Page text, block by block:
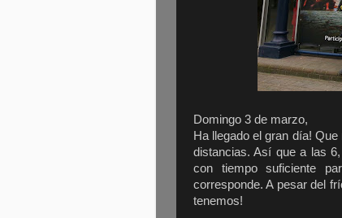
Domingo 3 de marzo,
Ha llegado el gran día!
distancias. Así que a las
con tiempo suficiente
corresponde. A pesar del
tenemos!